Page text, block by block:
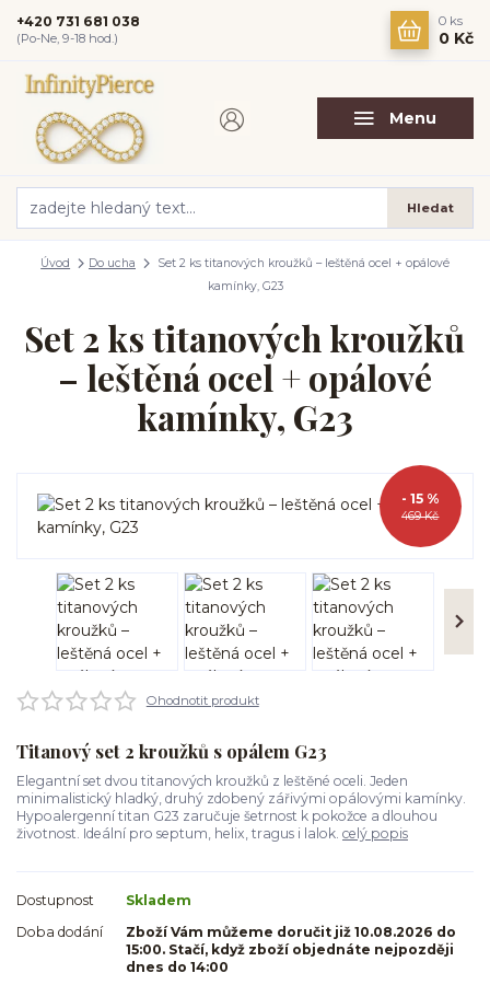
Menu
Hledat
+420 731 681 038
(Po-Ne, 9-18 hod.)
0 ks
0 Kč
Úvod Do ucha
Set 2 ks titanových kroužků – leštěná ocel + opálové
kamínky, G23
Set 2 ks titanových kroužků
– leštěná ocel + opálové
kamínky, G23
469 Kč
- 15 %
Ohodnotit produkt
Titanový set 2 kroužků s opálem G23
Elegantní set dvou titanových kroužků z leštěné oceli. Jeden
minimalistický hladký, druhý zdobený zářivými opálovými kamínky.
Hypoalergenní titan G23 zaručuje šetrnost k pokožce a dlouhou
životnost. Ideální pro septum, helix, tragus i lalok. celý popis
Dostupnost
Skladem
Doba dodání
Zboží Vám můžeme doručit již 10.08.2026 do
15:00. Stačí, když zboží objednáte nejpozději
dnes do 14:00